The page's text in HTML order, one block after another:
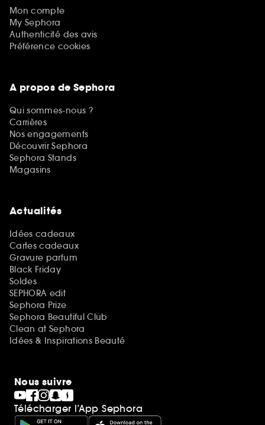
Mon compte
My Sephora
Authenticité des avis
Préférence cookies
A propos de Sephora
Qui sommes-nous ?
Carrières
Nos engagements
Découvrir Sephora
Sephora Stands
Magasins
Actualités
Idées cadeaux
Cartes cadeaux
Gravure parfum
Black Friday
Soldes
SEPHORA edit
Sephora Prize
Sephora Beautiful Club
Clean at Sephora
Idées & Inspirations Beauté
Nous suivre
Télécharger l’App Sephora